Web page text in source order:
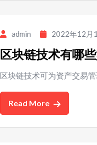
admin 2022年12月
区块链技术有哪
区块链技术可为资产交易
Read More